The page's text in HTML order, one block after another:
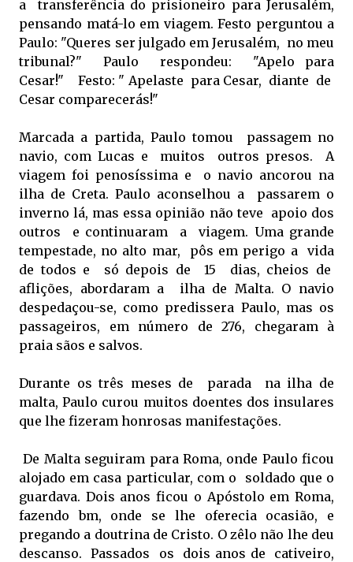
a transferência do prisioneiro para Jerusalém,
pensando matá-lo em viagem. Festo perguntou a
Paulo: "Queres ser julgado em Jerusalém, no meu
tribunal?" Paulo respondeu: "Apelo para
Cesar!" Festo: " Apelaste para Cesar, diante de
Cesar comparecerás!"
Marcada a partida, Paulo tomou passagem no
navio, com Lucas e muitos outros presos. A
viagem foi penosíssima e o navio ancorou na
ilha de Creta. Paulo aconselhou a passarem o
inverno lá, mas essa opinião não teve apoio dos
outros e continuaram a viagem. Uma grande
tempestade, no alto mar, pôs em perigo a vida
de todos e só depois de 15 dias, cheios de
aflições, abordaram a ilha de Malta. O navio
despedaçou-se, como predissera Paulo, mas os
passageiros, em número de 276, chegaram à
praia sãos e salvos.
Durante os três meses de parada na ilha de
malta, Paulo curou muitos doentes dos insulares
que lhe fizeram honrosas manifestações.
De Malta seguiram para Roma, onde Paulo ficou
alojado em casa particular, com o soldado que o
guardava. Dois anos ficou o Apóstolo em Roma,
fazendo bm, onde se lhe oferecia ocasião, e
pregando a doutrina de Cristo. O zêlo não lhe deu
descanso. Passados os dois anos de cativeiro,